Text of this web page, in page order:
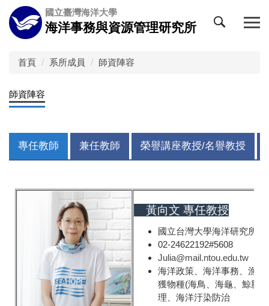
跳
到
主
區
國立臺灣海洋大學
海洋事務與資源管理研究所
首頁 系所成員 師資陣容
師資陣容
專任教師 兼任教師 榮譽講座教授/名譽教授
黃向文 專任教授
國立台灣大學海洋研究所博
02-24622192#5608
Julia@mail.ntou.edu.tw
海洋政策、海洋事務、漁
獲物種(海鳥、海龜、鯨豚)
理、海洋汙染防治